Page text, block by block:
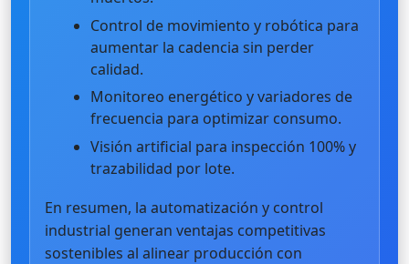
Control de movimiento y robótica para
aumentar la cadencia sin perder
calidad.
Monitoreo energético y variadores de
frecuencia para optimizar consumo.
Visión artificial para inspección 100% y
trazabilidad por lote.
En resumen, la automatización y control
industrial generan ventajas competitivas
sostenibles al alinear producción con